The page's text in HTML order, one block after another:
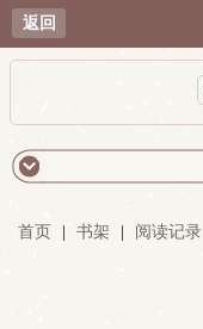
返回
首页 书架 阅读记录